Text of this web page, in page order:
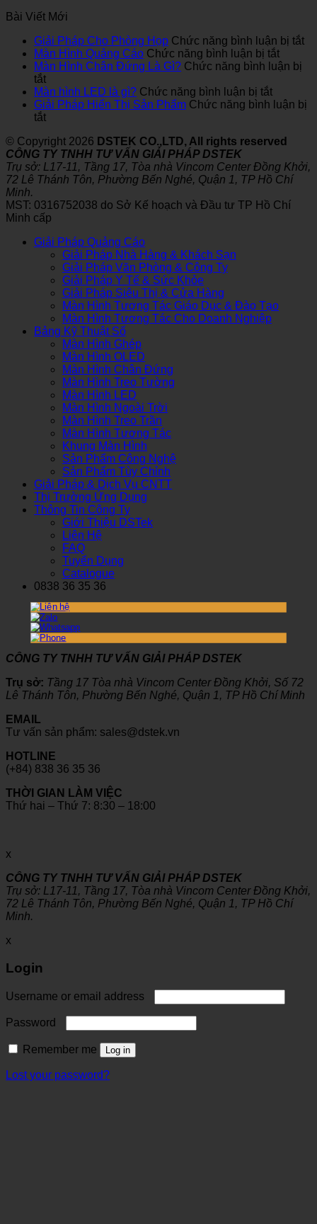
Bài Viết Mới
Giải Pháp Cho Phòng Họp Chức năng bình luận bị tắtở
Màn Hình Quảng Cáo Chức năng bình luận bị tắtở
Màn
Cáo
Màn Hình Chân Đứng Là Gì? Chức năng bình luận bị
tắtở
Màn
Hình
Chân
Là
Gì?
Màn hình LED là gì? Chức năng bình luận bị tắtở
Màn
là
Giải Pháp Hiển Thị Sản Phẩm Chức năng bình luận bị
tắtở
Pháp
Hiển
Thị
Sản
© Copyright 2026 DSTEK CO.,LTD, All rights reserved
CÔNG TY TNHH TƯ VẤN GIẢI PHÁP DSTEK
Trụ sở: L17-11, Tầng 17, Tòa nhà Vincom Center Đồng Khởi,
72 Lê Thánh Tôn, Phường Bến Nghé, Quận 1, TP Hồ Chí
Minh.
MST: 0316752038 do Sở Kế hoạch và Đầu tư TP Hồ Chí
Minh cấp
Giải Pháp Quảng Cáo
Giải Pháp Nhà Hàng & Khách Sạn
Giải Pháp Văn Phòng & Công Ty
Giải Pháp Y Tế & Sức Khỏe
Giải Pháp Siêu Thị & Cửa Hàng
Màn Hình Tương Tác Giáo Dục & Đào Tạo
Màn Hình Tương Tác Cho Doanh Nghiệp
Bảng Kỹ Thuật Số
Màn Hình Ghép
Màn Hình OLED
Màn Hình Chân Đứng
Màn Hình Treo Tường
Màn Hình LED
Màn Hình Ngoài Trời
Màn Hình Treo Trần
Màn Hình Tương Tác
Khung Màn Hình
Sản Phẩm Công Nghệ
Sản Phẩm Tùy Chỉnh
Giải Pháp & Dịch Vụ CNTT
Thị Trường Ứng Dụng
Thông Tin Công Ty
Giới Thiệu DSTek
Liên Hệ
FAQ
Tuyển Dụng
Catalogue
0838 36 35 36
CÔNG TY TNHH TƯ VẤN GIẢI PHÁP DSTEK
Trụ sở: Tầng 17 Tòa nhà Vincom Center Đồng Khởi, Số 72
Lê Thánh Tôn, Phường Bến Nghé, Quận 1, TP Hồ Chí Minh
EMAIL
Tư vấn sản phẩm: sales@dstek.vn
HOTLINE
(+84) 838 36 35 36
THỜI GIAN LÀM VIỆC
Thứ hai – Thứ 7: 8:30 – 18:00
x
CÔNG TY TNHH TƯ VẤN GIẢI PHÁP DSTEK
Trụ sở: L17-11, Tầng 17, Tòa nhà Vincom Center Đồng Khởi,
72 Lê Thánh Tôn, Phường Bến Nghé, Quận 1, TP Hồ Chí
Minh.
x
Login
Username or email address
Password
Remember me Log in
Lost your password?